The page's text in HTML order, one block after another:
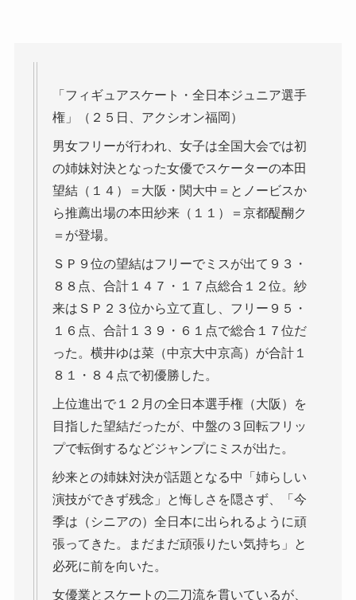
「フィギュアスケート・全日本ジュニア選手
権」（２５日、アクシオン福岡）
男女フリーが行われ、女子は全国大会では初
の姉妹対決となった女優でスケーターの本田
望結（１４）＝大阪・関大中＝とノービスか
ら推薦出場の本田紗来（１１）＝京都醍醐ク
＝が登場。
ＳＰ９位の望結はフリーでミスが出て９３・
８８点、合計１４７・１７点総合１２位。紗
来はＳＰ２３位から立て直し、フリー９５・
１６点、合計１３９・６１点で総合１７位だ
った。横井ゆは菜（中京大中京高）が合計１
８１・８４点で初優勝した。
上位進出で１２月の全日本選手権（大阪）を
目指した望結だったが、中盤の３回転フリッ
プで転倒するなどジャンプにミスが出た。
紗来との姉妹対決が話題となる中「姉らしい
演技ができず残念」と悔しさを隠さず、「今
季は（シニアの）全日本に出られるように頑
張ってきた。まだまだ頑張りたい気持ち」と
必死に前を向いた。
女優業とスケートの二刀流を貫いているが、